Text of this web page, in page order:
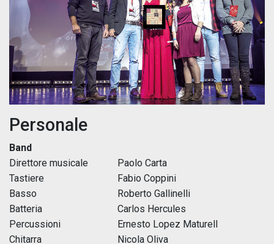
Personale
Band
Direttore musicale
Paolo Carta
Tastiere
Fabio Coppini
Basso
Roberto Gallinelli
Batteria
Carlos Hercules
Percussioni
Ernesto Lopez Maturell
Chitarra
Nicola Oliva